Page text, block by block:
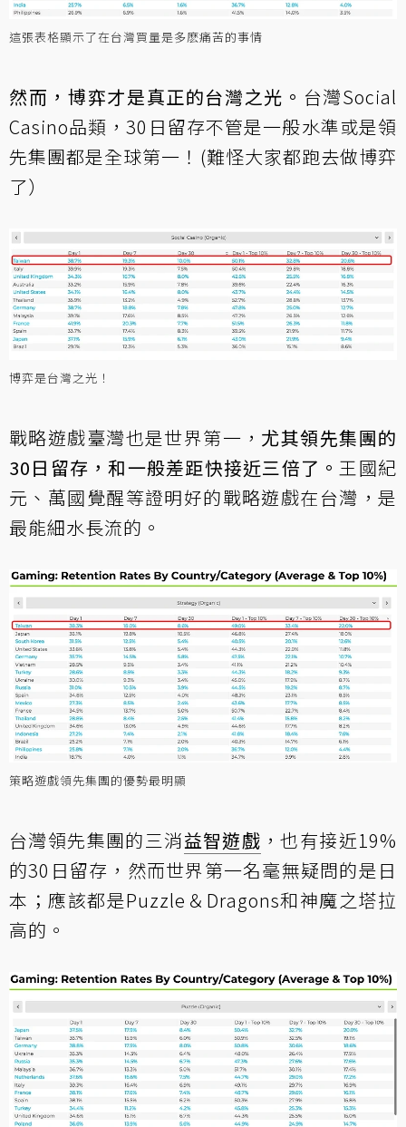
這張表格顯示了在台灣買量是多麽痛苦的事情
然而，博弈才是真正的台灣之光。 台灣Social
Casino品類，30日留存不管是一般水準或是領
先集團都是全球第一！(難怪大家都跑去做博弈
了）
博弈是台灣之光！
戰略遊戲臺灣也是世界第一， 尤其領先集團的
30日留存，和一般差距快接近三倍了。王國紀
元、萬國覺醒等證明好的戰略遊戲在台灣，是
最能細水長流的。
策略遊戲領先集團的優勢最明顯
台灣領先集團的三消益智遊戲 ，也有接近19%
的30日留存，然而世界第一名毫無疑問的是日
本；應該都是Puzzle＆Dragons和神魔之塔拉
高的。